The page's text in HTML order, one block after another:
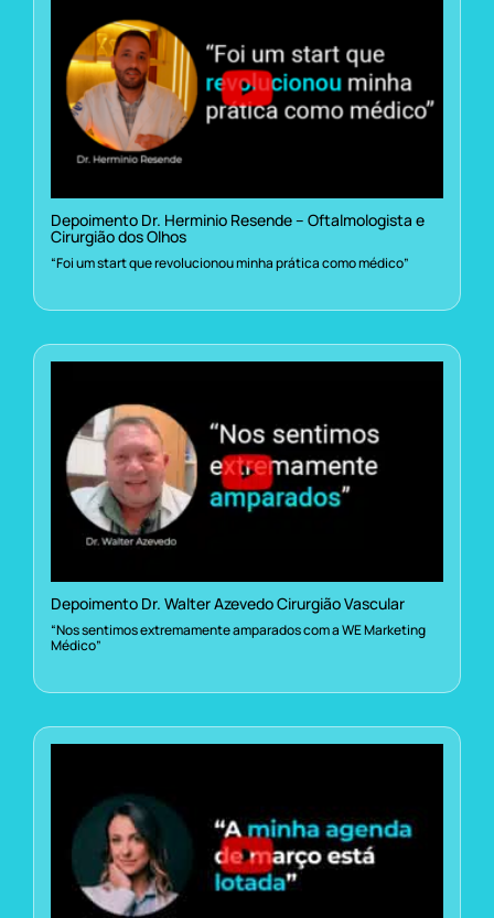
Depoimento Dr. Herminio Resende – Oftalmologista e
Cirurgião dos Olhos
“Foi um start que revolucionou minha prática como médico”
Depoimento Dr. Walter Azevedo Cirurgião Vascular
“Nos sentimos extremamente amparados com a WE Marketing
Médico”